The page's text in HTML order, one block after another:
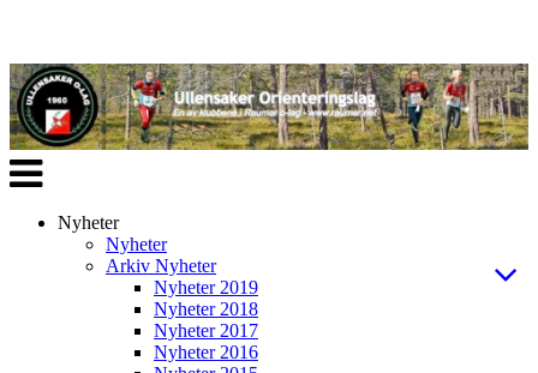
Veksle
navigasjon
Nyheter
Nyheter
Arkiv Nyheter
Nyheter 2019
Nyheter 2018
Nyheter 2017
Nyheter 2016